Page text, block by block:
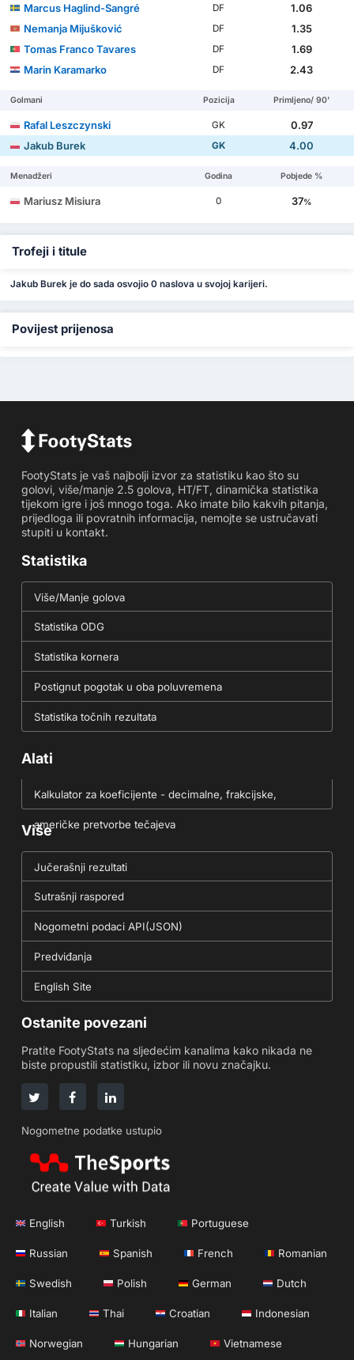
Marcus Haglind-Sangré
DF
1.06
Nemanja Mijušković
DF
1.35
Tomas Franco Tavares
DF
1.69
Marin Karamarko
DF 2.43
Golmani Pozicija Primljeno/ 90'
Rafal Leszczynski GK
0.97
Jakub Burek
GK 4.00
Menadžeri Godina Pobjede %
Mariusz Misiura 0 37%
Trofeji i titule
Jakub Burek je do sada osvojio 0 naslova u svojoj karijeri.
Povijest prijenosa
FootyStats je vaš najbolji izvor za statistiku kao što su
golovi, više/manje 2.5 golova, HT/FT, dinamička statistika
tijekom igre i još mnogo toga. Ako imate bilo kakvih pitanja,
prijedloga ili povratnih informacija, nemojte se ustručavati
stupiti u kontakt.
Statistika
Više/Manje golova
Statistika ODG
Statistika kornera
Postignut pogotak u oba poluvremena
Statistika točnih rezultata
Alati
Kalkulator za koeficijente - decimalne, frakcijske,
američke pretvorbe tečajeva
Više
Jučerašnji rezultati
Sutrašnji raspored
Nogometni podaci API(JSON)
Predviđanja
English Site
Ostanite povezani
Pratite FootyStats na sljedećim kanalima kako nikada ne
biste propustili statistiku, izbor ili novu značajku.
Nogometne podatke ustupio
English Turkish Portuguese
Russian Spanish French Romanian
Swedish Polish German Dutch
Italian Thai Croatian Indonesian
Norwegian Hungarian Vietnamese